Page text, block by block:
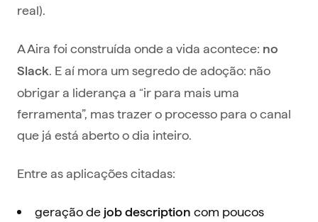
real).
A Aira foi construída onde a vida acontece: no
Slack . E aí mora um segredo de adoção: não
obrigar a liderança a “ir para mais uma
ferramenta”, mas trazer o processo para o canal
que já está aberto o dia inteiro.
Entre as aplicações citadas:
geração de job description com poucos